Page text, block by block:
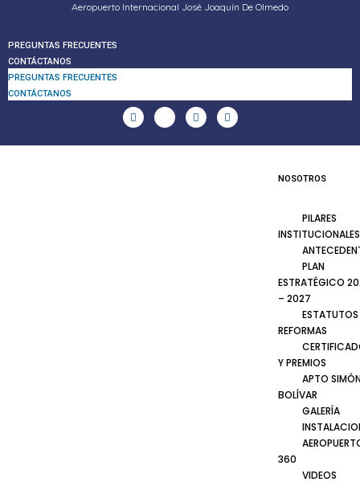
Aeropuerto Internacional José Joaquín De Olmedo
PREGUNTAS FRECUENTES
CONTÁCTANOS
PREGUNTAS FRECUENTES
CONTÁCTANOS
NOSOTROS
PILARES
INSTITUCIONALES
PLAN
ESTRATÉGICO
– 2027
ESTATUTOS
REFORMAS
Y PREMIOS
APTO
BOLÍVAR
GALERÍA
360
VIDEOS